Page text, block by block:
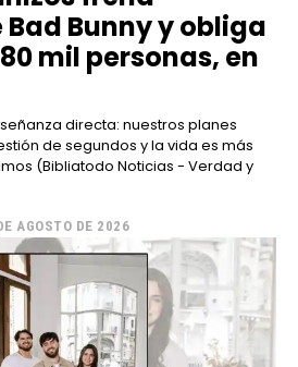
Bunny y obliga
mil personas, en
directa: nuestros planes
de segundos y la vida es más
y
AGOSTO DE 2026